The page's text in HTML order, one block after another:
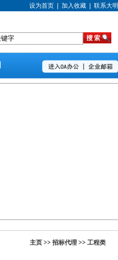
设为首页 加入收藏 联系大明
主页 >> 招标代理 >> 工程类